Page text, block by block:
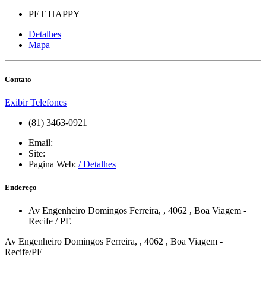
PET HAPPY
Detalhes
Mapa
Contato
Exibir Telefones
(81) 3463-0921
Email:
Site:
Pagina Web: / Detalhes
Endereço
Av Engenheiro Domingos Ferreira, , 4062 , Boa Viagem -
Recife /PE
Av Engenheiro Domingos Ferreira, , 4062 , Boa Viagem -
Recife/PE